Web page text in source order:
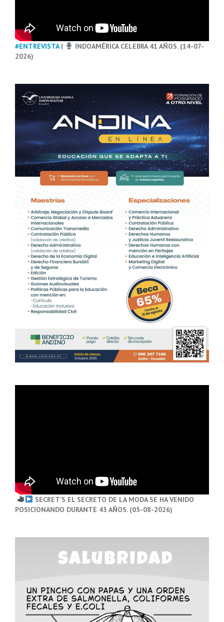
#ENTREVISTA|
INDOAMÉRICA CELEBRA 41 AÑOS. (14-07-
2026)
SECRET’S EL SECRETO DE LA MODA SE HA VENIDO
POSICIONANDO DURANTE 43 AÑOS. (05-08-2026)